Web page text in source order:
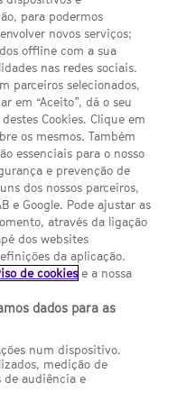
S.L.U. is wholly owned
Paseo de la Castellana,
Madrid B-82227893
para podermos
novos serviços;
offline com a sua
nas redes sociais.
parceiros selecionados,
em “Aceito”, dá o seu
Cookies. Clique em
os mesmos. Também
essenciais para o nosso
e prevenção de
dos nossos parceiros,
e Google. Pode ajustar as
através da ligação
dos websites
da aplicação.
de cookies e a nossa
dados para as
num dispositivo.
medição de
de audiência e